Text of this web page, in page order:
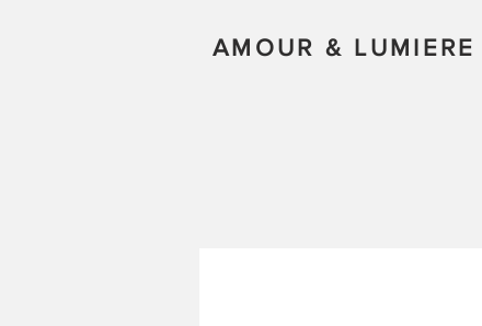
AMOUR & LUMIERE